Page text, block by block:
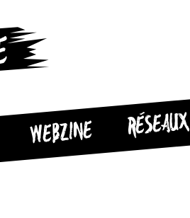
WEBZINE RÉSEAUX